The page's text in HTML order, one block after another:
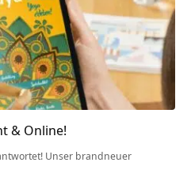
& Online!
Unser brandneuer